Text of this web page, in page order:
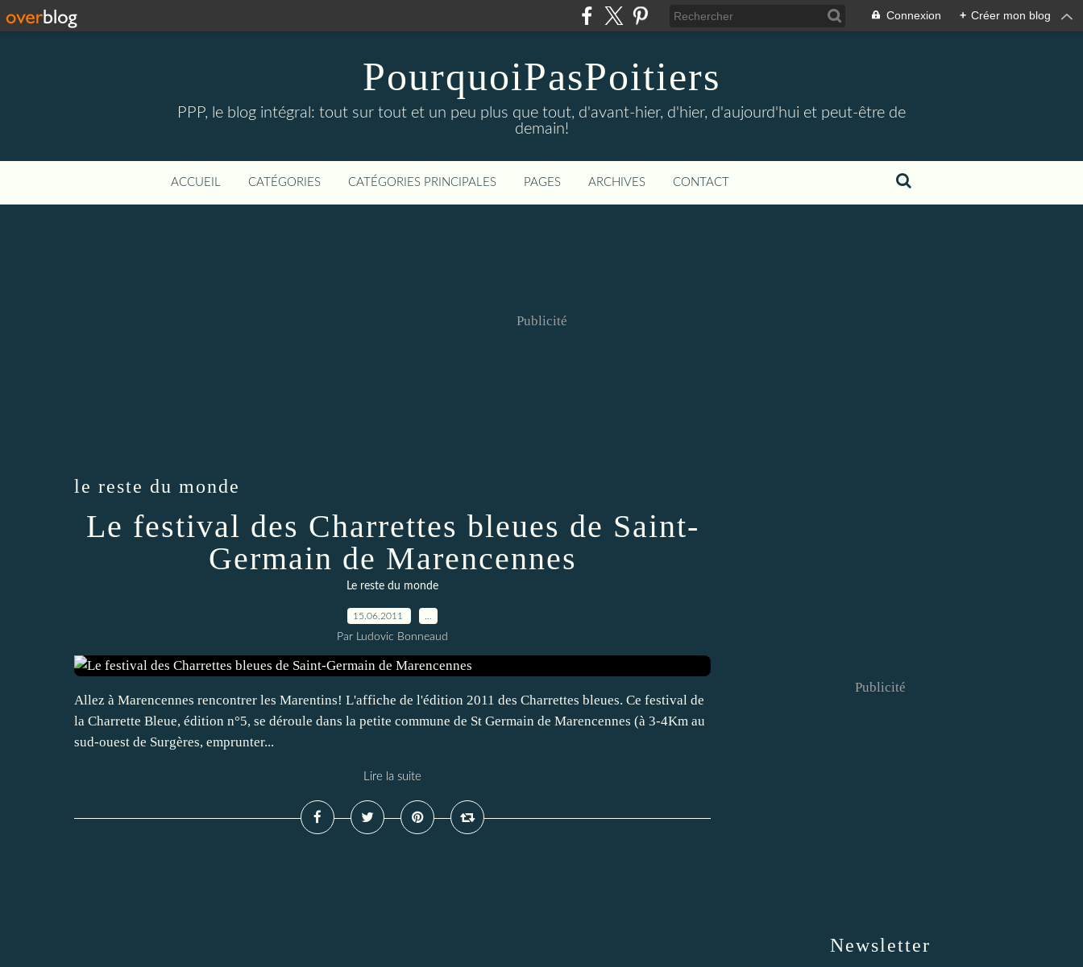
Connexion + Créer mon blog
PourquoiPasPoitiers
PPP, le blog intégral: tout sur tout et un peu plus que tout, d'avant-hier, d'hier, d'aujourd'hui et peut-être de
demain!
ACCUEIL CATÉGORIES CATÉGORIES PRINCIPALES PAGES ARCHIVES CONTACT
Publicité
le reste du monde
Le festival des Charrettes bleues de Saint-
Germain de Marencennes
Le reste du monde
15.06.2011
Par Ludovic Bonneaud
Allez à Marencennes rencontrer les Marentins! L'affiche de l'édition 2011 des Charrettes bleues. Ce festival de
la Charrette Bleue, édition n°5, se déroule dans la petite commune de St Germain de Marencennes (à 3-4Km au
sud-ouest de Surgères, emprunter...
Lire la suite
Newsletter
Publicité